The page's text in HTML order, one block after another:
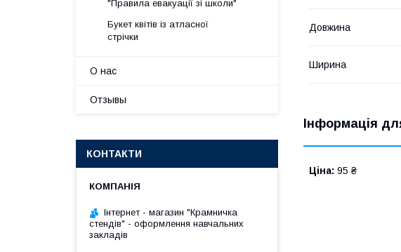
Довжина
Ширина
Інформація
Ціна: 95 ₴
"Правила евакуації зі школи"
Букет квітів із атласної
стрічки
О нас
Отзывы
КОНТАКТИ
Інтернет - магазин "Крамничка
стендів" - оформлення навчальних
закладів